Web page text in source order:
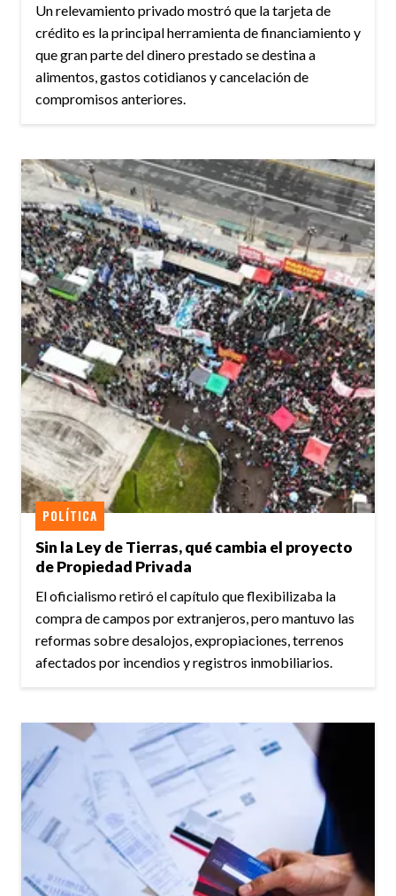
Un relevamiento privado mostró que la tarjeta de
crédito es la principal herramienta de financiamiento y
que gran parte del dinero prestado se destina a
alimentos, gastos cotidianos y cancelación de
compromisos anteriores.
Sin la Ley de Tierras, qué cambia el proyecto
de Propiedad Privada
POLÍTICA
El oficialismo retiró el capítulo que flexibilizaba la
compra de campos por extranjeros, pero mantuvo las
reformas sobre desalojos, expropiaciones, terrenos
afectados por incendios y registros inmobiliarios.